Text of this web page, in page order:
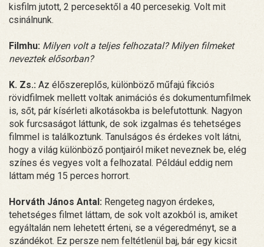
kisfilm jutott, 2 percesektől a 40 percesekig. Volt mit
csinálnunk.
Filmhu: Milyen volt a teljes felhozatal? Milyen filmeket
neveztek elősorban?
K. Zs.: Az élőszereplős, különböző műfajú fikciós
rövidfilmek mellett voltak animációs és dokumentumfilmek
is, sőt, pár kísérleti alkotásokba is belefutottunk. Nagyon
sok furcsaságot láttunk, de sok izgalmas és tehetséges
filmmel is találkoztunk. Tanulságos és érdekes volt látni,
hogy a világ különböző pontjairól miket neveznek be, elég
színes és vegyes volt a felhozatal. Például eddig nem
láttam még 15 perces horrort.
Horváth János Antal: Rengeteg nagyon érdekes,
tehetséges filmet láttam, de sok volt azokból is, amiket
egyáltalán nem lehetett érteni, se a végeredményt, se a
szándékot. Ez persze nem feltétlenül baj, bár egy kicsit